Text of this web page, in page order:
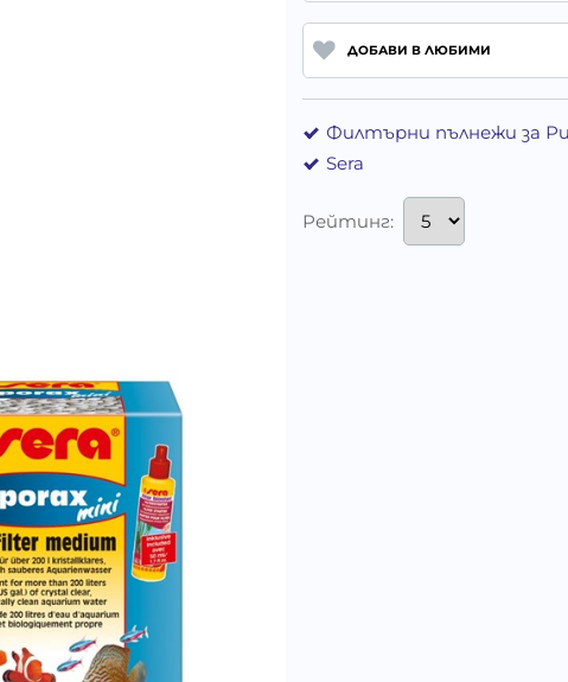
ДОБАВИ В ЛЮБИМИ
Филтърни пълнежи за
Sera
Рейтинг: